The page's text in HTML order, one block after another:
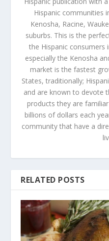
Hispanic communities
Kenosha, Racine,
suburbs. This is the
the Hispanic consumers
especially the Kenosha
market is the fastest
States, traditionally;
and are known to devote
products they are
billions of dollars each
community that have a
RELATED POSTS